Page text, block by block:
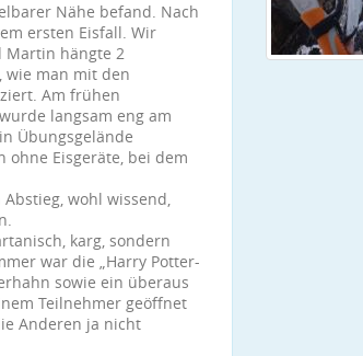
Nähe befand. Nach
ersten Eisfall. Wir
Martin hängte 2
wie man mit den
Am frühen
langsam eng am
Übungsgelände
ohne Eisgeräte, bei dem
wohl wissend,
karg, sondern
war die „Harry Potter-
sowie ein überaus
Teilnehmer geöffnet
Anderen ja nicht